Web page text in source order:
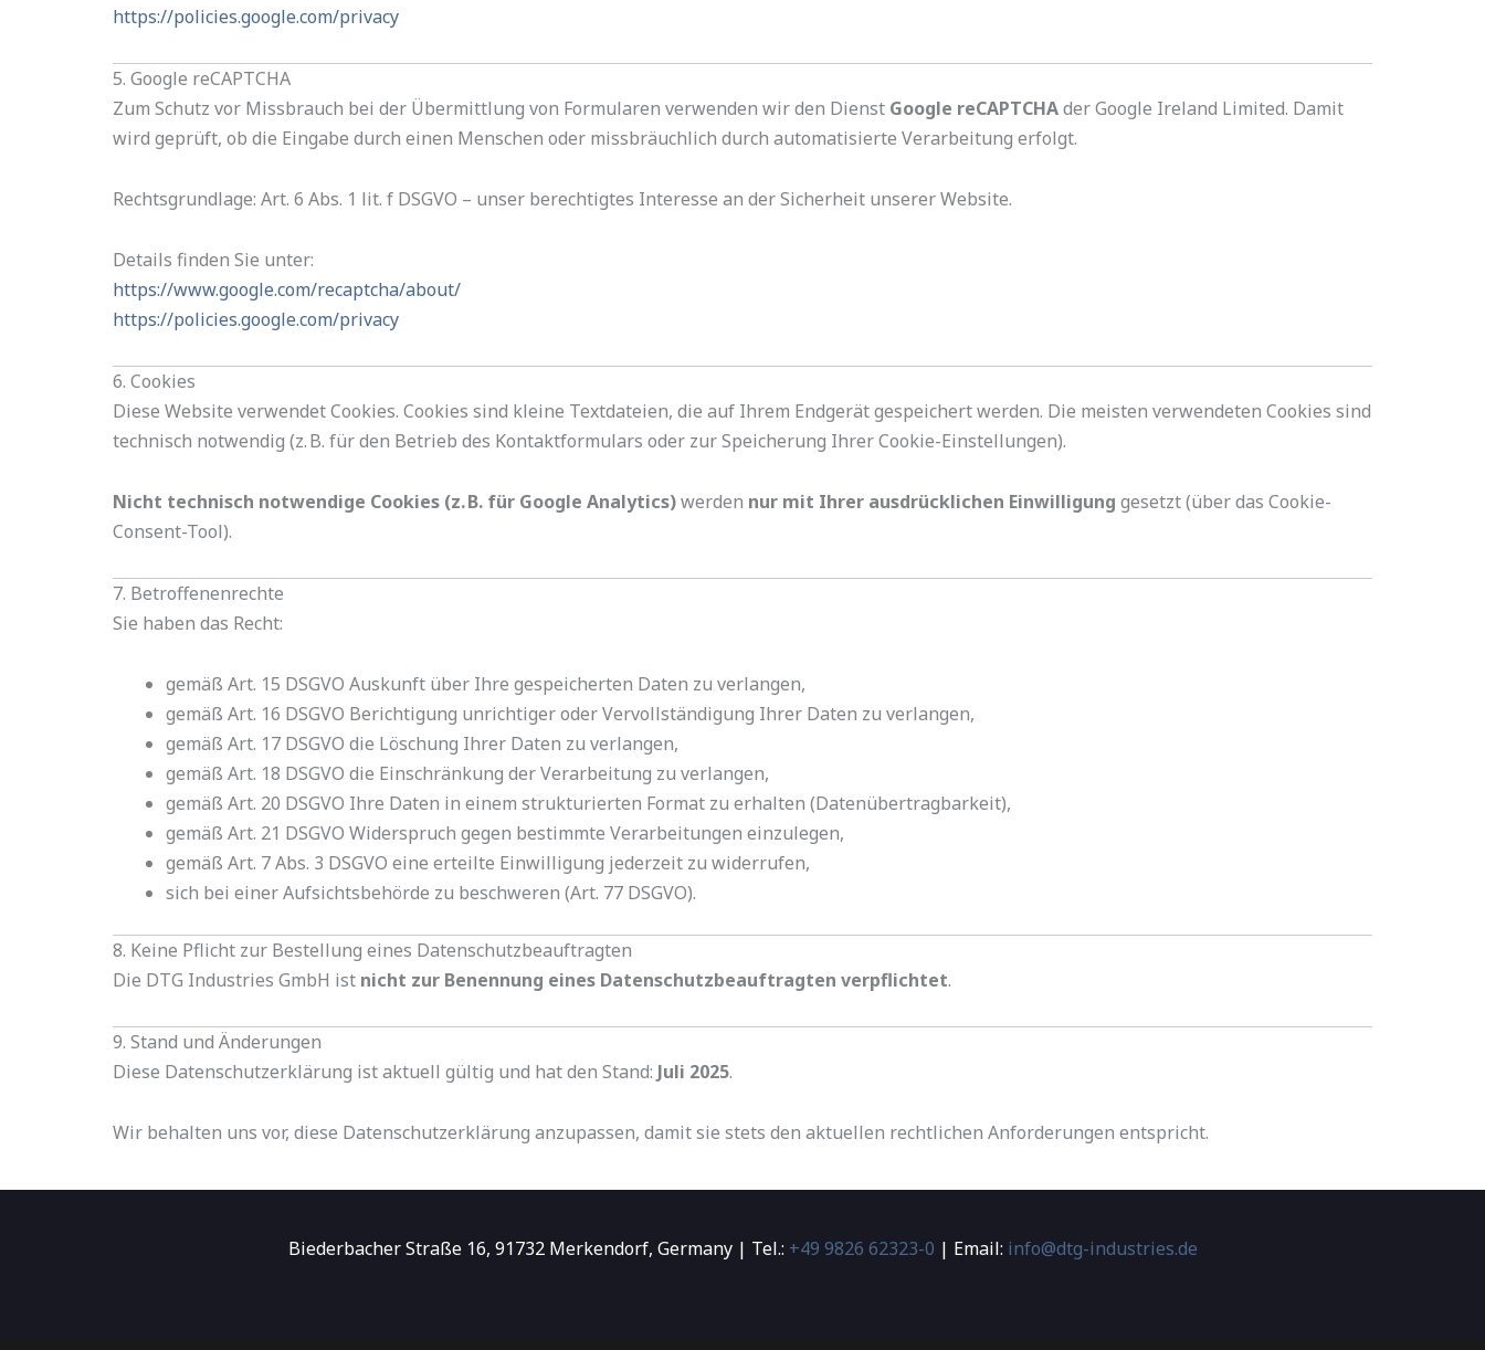
https://policies.google.com/privacy
5. Google reCAPTCHA
Zum Schutz vor Missbrauch bei der Übermittlung von Formularen verwenden wir den Dienst Google reCAPTCHAder Google Ireland Limited. Damit
wird geprüft, ob die Eingabe durch einen Menschen oder missbräuchlich durch automatisierte Verarbeitung erfolgt.
Rechtsgrundlage: Art. 6 Abs. 1 lit. f DSGVO – unser berechtigtes Interesse an der Sicherheit unserer Website.
Details finden Sie unter:
https://www.google.com/recaptcha/about/
https://policies.google.com/privacy
6. Cookies
Diese Website verwendet Cookies. Cookies sind kleine Textdateien, die auf Ihrem Endgerät gespeichert werden. Die meisten verwendeten Cookies sind
technisch notwendig (z. B. für den Betrieb des Kontaktformulars oder zur Speicherung Ihrer Cookie-Einstellungen).
Nicht technisch notwendige Cookies (z. B. für Google Analytics)werden nur mit Ihrer ausdrücklichen Einwilligung gesetzt (über das Cookie-
Consent-Tool).
7. Betroffenenrechte
Sie haben das Recht:
gemäß Art. 15 DSGVO Auskunft über Ihre gespeicherten Daten zu verlangen,
gemäß Art. 16 DSGVO Berichtigung unrichtiger oder Vervollständigung Ihrer Daten zu verlangen,
gemäß Art. 17 DSGVO die Löschung Ihrer Daten zu verlangen,
gemäß Art. 18 DSGVO die Einschränkung der Verarbeitung zu verlangen,
gemäß Art. 20 DSGVO Ihre Daten in einem strukturierten Format zu erhalten (Datenübertragbarkeit),
gemäß Art. 21 DSGVO Widerspruch gegen bestimmte Verarbeitungen einzulegen,
gemäß Art. 7 Abs. 3 DSGVO eine erteilte Einwilligung jederzeit zu widerrufen,
sich bei einer Aufsichtsbehörde zu beschweren (Art. 77 DSGVO).
8. Keine Pflicht zur Bestellung eines Datenschutzbeauftragten
Die DTG Industries GmbH ist nicht zur Benennung eines Datenschutzbeauftragten verpflichtet.
9. Stand und Änderungen
Diese Datenschutzerklärung ist aktuell gültig und hat den Stand: Juli 2025.
Wir behalten uns vor, diese Datenschutzerklärung anzupassen, damit sie stets den aktuellen rechtlichen Anforderungen entspricht.
Biederbacher Straße 16, 91732 Merkendorf, Germany | Tel.: +49 9826 62323-0 | Email: info@dtg-industries.de